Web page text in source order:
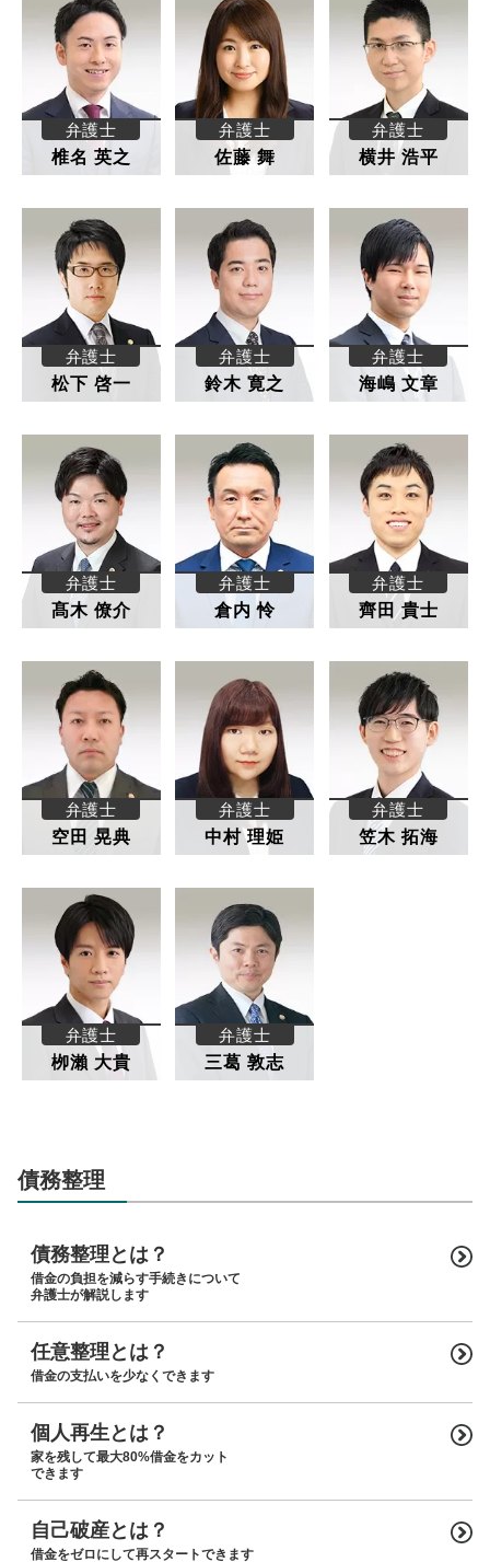
弁護士
椎名 英之
弁護士
佐藤 舞
弁護士
横井 浩平
弁護士
松下 啓一
弁護士
鈴木 寛之
弁護士
海嶋 文章
弁護士
髙木 僚介
弁護士
倉内 怜
弁護士
齊田 貴士
弁護士
空田 晃典
弁護士
中村 理姫
弁護士
笠木 拓海
弁護士
栁瀨 大貴
弁護士
三葛 敦志
債務整理
債務整理とは？
借金の負担を減らす手続きについて
弁護士が解説します
任意整理とは？
借金の支払いを少なくできます
個人再生とは？
家を残して最大80%借金をカット
できます
自己破産とは？
借金をゼロにして再スタートできます